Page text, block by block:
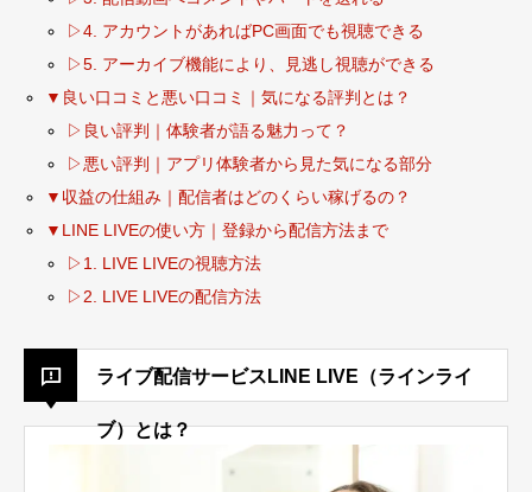
▷4. アカウントがあればPC画面でも視聴できる
▷5. アーカイブ機能により、見逃し視聴ができる
▼良い口コミと悪い口コミ｜気になる評判とは？
▷良い評判｜体験者が語る魅力って？
▷悪い評判｜アプリ体験者から見た気になる部分
▼収益の仕組み｜配信者はどのくらい稼げるの？
▼LINE LIVEの使い方｜登録から配信方法まで
▷1. LIVE LIVEの視聴方法
▷2. LIVE LIVEの配信方法
ライブ配信サービスLINE LIVE（ラインライ
ブ）とは？